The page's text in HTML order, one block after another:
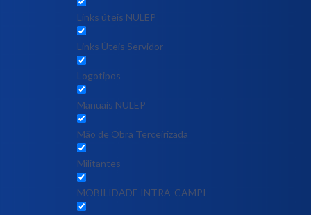
Links úteis NULEP
Links Úteis Servidor
Logotipos
Manuais NULEP
Mão de Obra Terceirizada
Militantes
MOBILIDADE INTRA-CAMPI